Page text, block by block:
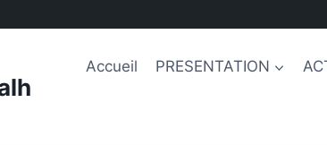
Accueil PRESENTATION